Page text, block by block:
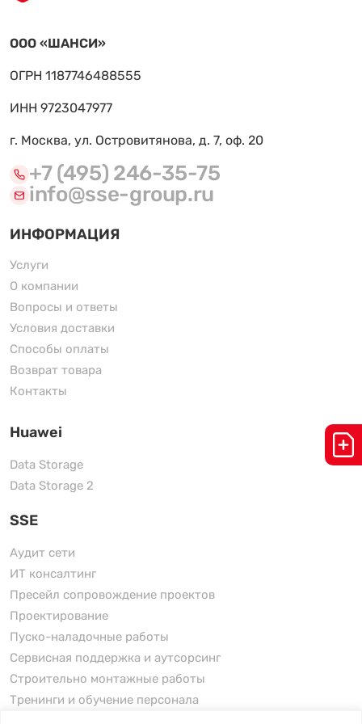
ООО «ШАНСИ»
ОГРН 1187746488555
ИНН 9723047977
г. Москва, ул. Островитянова, д. 7, оф. 20
+7 (495) 246-35-75
info@sse-group.ru
ИНФОРМАЦИЯ
Услуги
О компании
Вопросы и ответы
Условия доставки
Способы оплаты
Возврат товара
Контакты
Huawei
Data Storage
Data Storage 2
SSE
Аудит сети
ИТ консалтинг
Пресейл сопровождение проектов
Проектирование
Пуско-наладочные работы
Сервисная поддержка и аутсорсинг
Строительно монтажные работы
Тренинги и обучение персонала